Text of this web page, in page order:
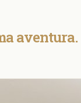
aventura.